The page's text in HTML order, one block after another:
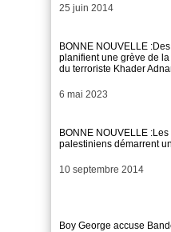
Date
25 juin 2014
BONNE NOUVELLE
planifient une grève de
du terroriste Khader
Date
6 mai 2023
BONNE NOUVELLE
palestiniens démarrent
Date
10 septembre 2014
Boy George accuse